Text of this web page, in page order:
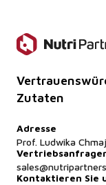
Zutaten
Adresse
Prof. Ludwika
Kontaktieren Sie